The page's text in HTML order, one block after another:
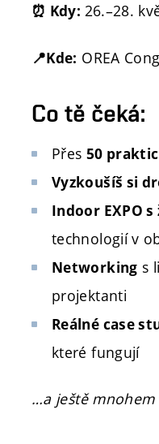
⏰ Kdy: 26.–28.
📍Kde: OREA
Co tě čeká:
Přes 50
Vyzkoušíš si
Indoor EXPO
technologií v
Networking s
projektanti
Reálné case
které fungují
…a ještě mnohem